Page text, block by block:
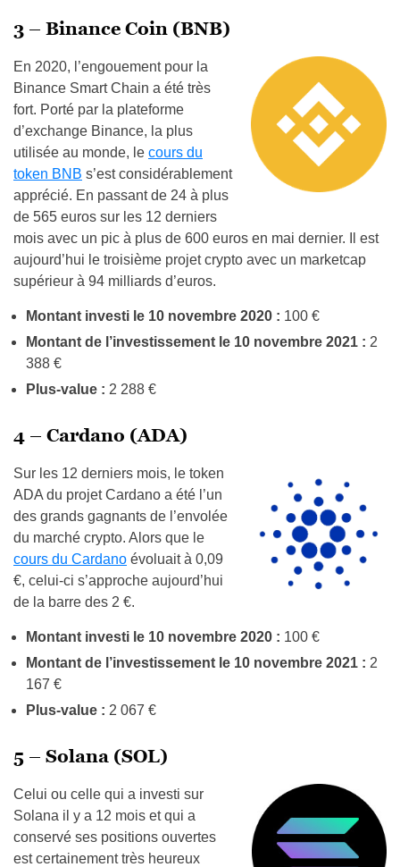
3 – Binance Coin (BNB)
En 2020, l’engouement pour la
Binance Smart Chain a été très
fort. Porté par la plateforme
d’exchange Binance, la plus
utilisée au monde, le cours du
token BNB s’est considérablement
apprécié. En passant de 24 à plus
de 565 euros sur les 12 derniers
mois avec un pic à plus de 600 euros en mai dernier. Il est
aujourd’hui le troisième projet crypto avec un marketcap
supérieur à 94 milliards d’euros.
Montant investi le 10 novembre 2020 : 100 €
Montant de l’investissement le 10 novembre 2021 : 2
388 €
Plus-value : 2 288 €
4 – Cardano (ADA)
Sur les 12 derniers mois, le token
ADA du projet Cardano a été l’un
des grands gagnants de l’envolée
du marché crypto. Alors que le
cours du Cardano évoluait à 0,09
€, celui-ci s’approche aujourd’hui
de la barre des 2 €.
Montant investi le 10 novembre 2020 : 100 €
Montant de l’investissement le 10 novembre 2021 : 2
167 €
Plus-value : 2 067 €
5 – Solana (SOL)
Celui ou celle qui a investi sur
Solana il y a 12 mois et qui a
conservé ses positions ouvertes
est certainement très heureux